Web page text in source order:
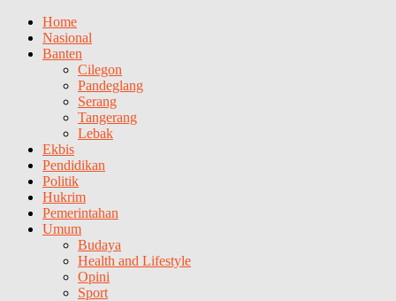
Home
Nasional
Banten
Cilegon
Pandeglang
Serang
Tangerang
Lebak
Ekbis
Pendidikan
Politik
Hukrim
Pemerintahan
Umum
Budaya
Health and Lifestyle
Opini
Sport